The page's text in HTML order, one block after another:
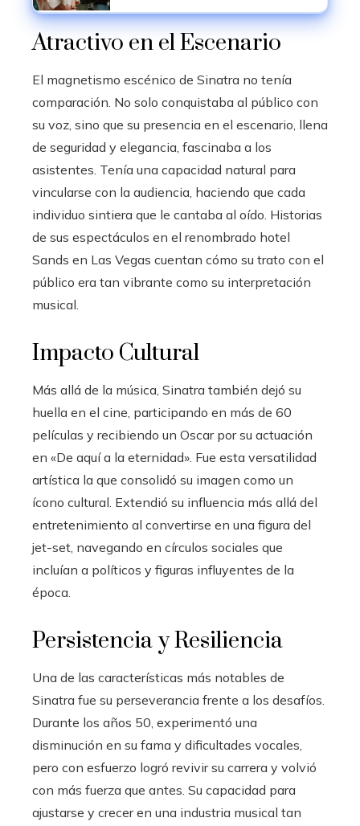
Atractivo en el Escenario
El magnetismo escénico de Sinatra no tenía
comparación. No solo conquistaba al público con
su voz, sino que su presencia en el escenario, llena
de seguridad y elegancia, fascinaba a los
asistentes. Tenía una capacidad natural para
vincularse con la audiencia, haciendo que cada
individuo sintiera que le cantaba al oído. Historias
de sus espectáculos en el renombrado hotel
Sands en Las Vegas cuentan cómo su trato con el
público era tan vibrante como su interpretación
musical.
Impacto Cultural
Más allá de la música, Sinatra también dejó su
huella en el cine, participando en más de 60
películas y recibiendo un Oscar por su actuación
en «De aquí a la eternidad». Fue esta versatilidad
artística la que consolidó su imagen como un
ícono cultural. Extendió su influencia más allá del
entretenimiento al convertirse en una figura del
jet-set, navegando en círculos sociales que
incluían a políticos y figuras influyentes de la
época.
Persistencia y Resiliencia
Una de las características más notables de
Sinatra fue su perseverancia frente a los desafíos.
Durante los años 50, experimentó una
disminución en su fama y dificultades vocales,
pero con esfuerzo logró revivir su carrera y volvió
con más fuerza que antes. Su capacidad para
ajustarse y crecer en una industria musical tan